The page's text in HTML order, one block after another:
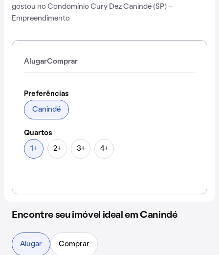
gostou no Condomínio Cury Dez Canindé (SP) -
Empreendimento
AlugarComprar
Preferências
Canindé
Quartos
1+ 2+ 3+ 4+
Encontre seu imóvel ideal em Canindé
Alugar Comprar